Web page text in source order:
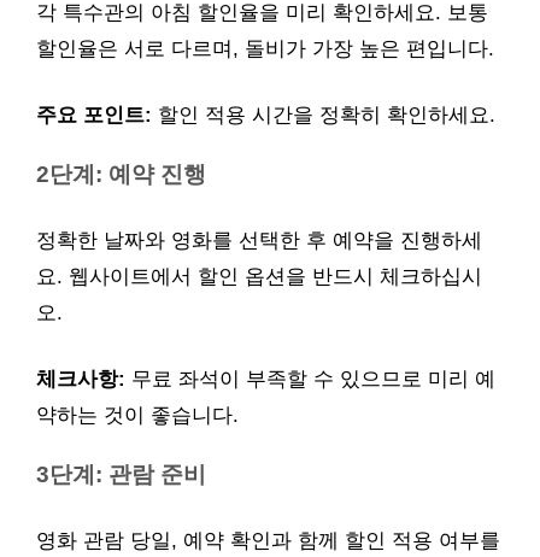
각 특수관의 아침 할인율을 미리 확인하세요. 보통
할인율은 서로 다르며, 돌비가 가장 높은 편입니다.
주요 포인트: 할인 적용 시간을 정확히 확인하세요.
2단계: 예약 진행
정확한 날짜와 영화를 선택한 후 예약을 진행하세
요. 웹사이트에서 할인 옵션을 반드시 체크하십시
오.
체크사항: 무료 좌석이 부족할 수 있으므로 미리 예
약하는 것이 좋습니다.
3단계: 관람 준비
영화 관람 당일, 예약 확인과 함께 할인 적용 여부를